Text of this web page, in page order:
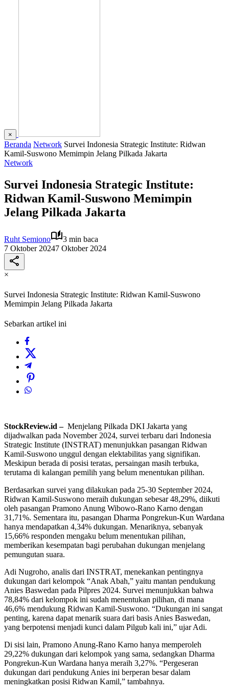
×
Beranda Network Survei Indonesia Strategic Institute: Ridwan
Kamil-Suswono Memimpin Jelang Pilkada Jakarta
Network
Survei Indonesia Strategic Institute:
Ridwan Kamil-Suswono Memimpin
Jelang Pilkada Jakarta
Ruht Semiono
3 min baca
7 Oktober 20247 Oktober 2024
×
Survei Indonesia Strategic Institute: Ridwan Kamil-Suswono
Memimpin Jelang Pilkada Jakarta
Sebarkan artikel ini
StockReview.id – Menjelang Pilkada DKI Jakarta yang
dijadwalkan pada November 2024, survei terbaru dari Indonesia
Strategic Institute (INSTRAT) menunjukkan pasangan Ridwan
Kamil-Suswono unggul dengan elektabilitas yang signifikan.
Meskipun berada di posisi teratas, persaingan masih terbuka,
terutama di kalangan pemilih yang belum menentukan pilihan.
Berdasarkan survei yang dilakukan pada 25-30 September 2024,
Ridwan Kamil-Suswono meraih dukungan sebesar 48,29%, diikuti
oleh pasangan Pramono Anung Wibowo-Rano Karno dengan
31,71%. Sementara itu, pasangan Dharma Pongrekun-Kun Wardana
hanya mendapatkan 4,34% dukungan. Menariknya, sebanyak
15,66% responden mengaku belum menentukan pilihan,
memberikan kesempatan bagi perubahan dukungan menjelang
pemungutan suara.
Adi Nugroho, analis dari INSTRAT, menekankan pentingnya
dukungan dari kelompok “Anak Abah,” yaitu mantan pendukung
Anies Baswedan pada Pilpres 2024. Survei menunjukkan bahwa
78,84% dari kelompok ini sudah menentukan pilihan, di mana
46,6% mendukung Ridwan Kamil-Suswono. “Dukungan ini sangat
penting, karena dapat menarik suara dari basis Anies Baswedan,
yang berpotensi menjadi kunci dalam Pilgub kali ini,” ujar Adi.
Di sisi lain, Pramono Anung-Rano Karno hanya memperoleh
29,22% dukungan dari kelompok yang sama, sedangkan Dharma
Pongrekun-Kun Wardana hanya meraih 3,27%. “Pergeseran
dukungan dari pendukung Anies ini berperan besar dalam
meningkatkan posisi Ridwan Kamil,” tambahnya.